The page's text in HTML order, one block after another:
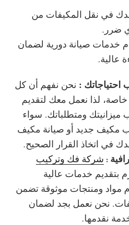
في نقل المكيفات من
ضرر.
خدمات صيانة دورية لضمان
عالية.
: نحن نفهم أن كل
لذا نعمل معك لتقديم
ومتطلباتك. سواء
مكيف جديد أو صيانة مكيف
في اتخاذ القرار الصحيح.
: شركة فك وتركيب
بتقديم خدمات عالية
مواد ومنتجات موثوقة تضمن
نحن نعمل بجد لضمان
نقدمها.